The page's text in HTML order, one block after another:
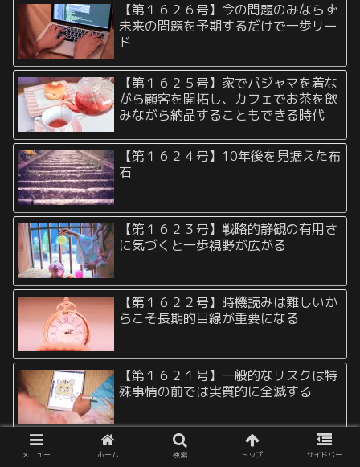
【第１６２６号】今の問題のみならず
未来の問題を予期するだけで一歩リー
ド
【第１６２５号】家でパジャマを着な
がら顧客を開拓し、カフェでお茶を飲
みながら納品することもできる時代
【第１６２４号】10年後を見据えた布
石
【第１６２３号】戦略的静観の有用さ
に気づくと一歩視野が広がる
【第１６２２号】時機読みは難しいか
らこそ長期的目線が重要になる
【第１６２１号】一般的なリスクは特
殊事情の前では実質的に全滅する
【第１６２０号】ローリスクハイリタ
メニュー ホーム 検索 トップ サイドバー